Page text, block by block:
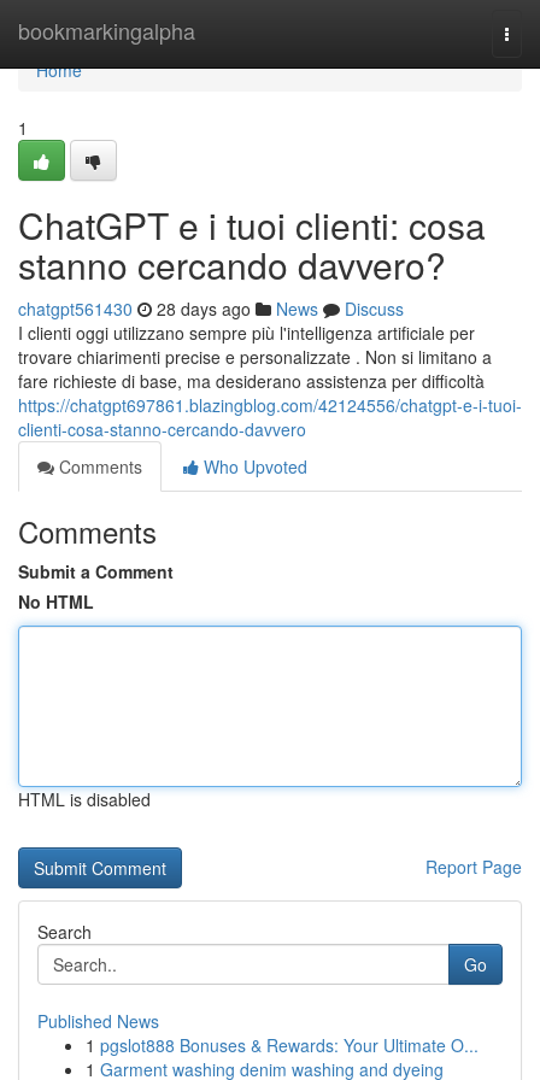
bookmarkingalpha
Home
Home
1
ChatGPT e i tuoi clienti: cosa
stanno cercando davvero?
chatgpt561430 28 days ago News
Discuss
I clienti oggi utilizzano sempre più l'intelligenza artificiale per
trovare chiarimenti precise e personalizzate . Non si limitano a
fare richieste di base, ma desiderano assistenza per difficoltà
https://chatgpt697861.blazingblog.com/42124556/chatgpt-e-i-tuoi-
clienti-cosa-stanno-cercando-davvero
Comments
Who Upvoted
Comments
Submit a Comment
No HTML
HTML is disabled
Report Page
Search
Go
Published News
1 pgslot888 Bonuses & Rewards: Your Ultimate O...
1 Garment washing denim washing and dyeing